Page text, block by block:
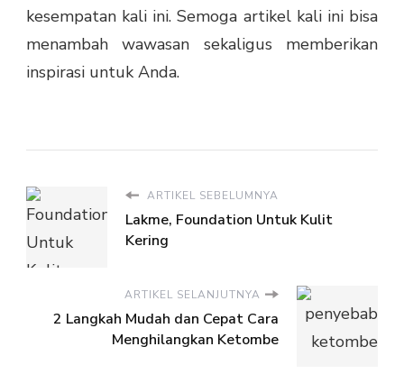
kesempatan kali ini. Semoga artikel kali ini bisa
menambah wawasan sekaligus memberikan
inspirasi untuk Anda.
ARTIKEL SEBELUMNYA
Lakme, Foundation Untuk Kulit
Kering
ARTIKEL SELANJUTNYA
2 Langkah Mudah dan Cepat Cara
Menghilangkan Ketombe